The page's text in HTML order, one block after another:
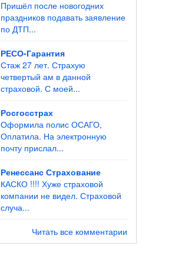
Пришёл после новогодних
праздников подавать заявление
по ДТП...
РЕСО-Гарантия
Стаж 27 лет. Страхую
четвертый ам в данной
страховой. С моей...
Росгосстрах
Оформила полис ОСАГО,
Оплатила. На электронную
почту прислал...
Ренессанс Страхование
КАСКО !!!! Хуже страховой
компании не видел. Страховой
случа...
Читать все комментарии